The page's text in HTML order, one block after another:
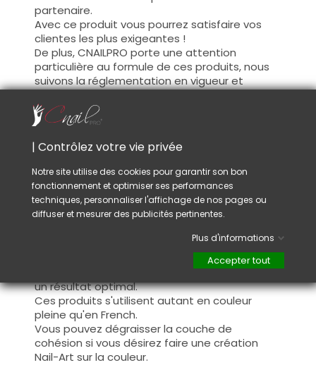
partenaire.
Avec ce produit vous pourrez satisfaire vos
clientes les plus exigeantes !
De plus, CNAILPRO porte une attention
particulière au formule de ces produits, nous
suivons la réglementation en vigueur et
garantissons la conformité de nos produits.
Ceci pour garantir une sécurité d'utilisation
optimale.
Cette couleur s'applique avec son pinceau, de
manière fine, sur la base (il n'est pas
nécessaire de dégraisser la couche de
cohésion) ou sur la construction après limage.
Ce produit s'applique en deux couches,
fermez le bord libre à la première couche et
appliquez la deuxième couche pour garantir
un résultat optimal.
Ces produits s'utilisent autant en couleur
pleine qu'en French.
Vous pouvez dégraisser la couche de
cohésion si vous désirez faire une création
Nail-Art sur la couleur.
| Contrôlez votre vie privée
Notre site utilise des cookies pour garantir son bon
fonctionnement et optimiser ses performances
techniques, personnaliser l'affichage de nos pages ou
diffuser et mesurer des publicités pertinentes.
Plus d'informations
Accepter tout